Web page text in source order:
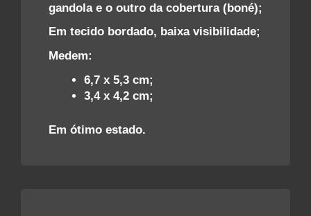
gandola e o outro da cobertura (boné);
Em tecido bordado, baixa visibilidade;
Medem:
6,7 x 5,3 cm;
3,4 x 4,2 cm;
Em ótimo estado.